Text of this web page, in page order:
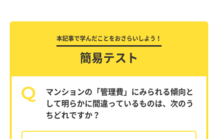
本記事で学んだことをおさらいしよう！
簡易テスト
マンションの「管理費」にみられる傾向と
して明らかに間違っているものは、次のう
ちどれですか？